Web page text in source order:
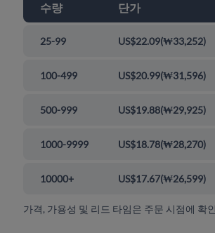
수량 단가
25-99 US$22.09(₩33,252)
100-499 US$20.99(₩31,596)
500-999 US$19.88(₩29,925)
1000-9999 US$18.78(₩28,270)
10000+ US$17.67(₩26,599)
가격, 가용성 및 리드 타임은 주문 시점에 확